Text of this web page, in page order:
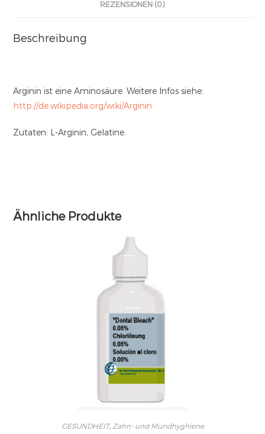
REZENSIONEN (0)
Beschreibung
Arginin ist eine Aminosäure. Weitere Infos siehe:
http://de.wikipedia.org/wiki/Arginin
Zutaten: L-Arginin, Gelatine.
Ähnliche Produkte
GESUNDHEIT, Zahn- und Mundhyghiene